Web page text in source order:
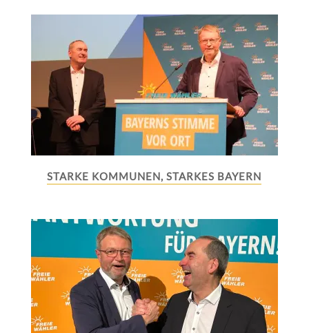
STARKE KOMMUNEN, STARKES BAYERN